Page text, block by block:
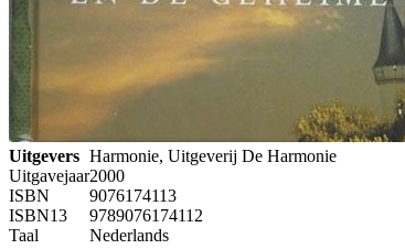
Uitgevers Harmonie, Uitgeverij De Harmonie
Uitgavejaar2000
ISBN
9076174113
ISBN13
9789076174112
Taal
Nederlands